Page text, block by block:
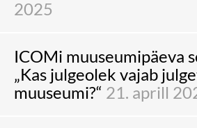
2025
ICOMi muuseumipäeva
„Kas julgeolek vajab
muuseumi?“ 21. aprill